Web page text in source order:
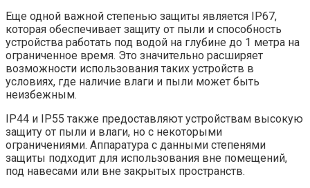
Еще одной важной степенью защиты является IP67,
которая обеспечивает защиту от пыли и способность
устройства работать под водой на глубине до 1 метра на
ограниченное время. Это значительно расширяет
возможности использования таких устройств в
условиях, где наличие влаги и пыли может быть
неизбежным.
IP44 и IP55 также предоставляют устройствам высокую
защиту от пыли и влаги, но с некоторыми
ограничениями. Аппаратура с данными степенями
защиты подходит для использования вне помещений,
под навесами или вне закрытых пространств.